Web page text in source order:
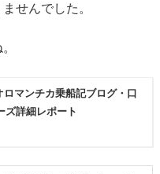
せんでした。
ロマンチカ乗船記ブログ・口
ズ詳細レポート